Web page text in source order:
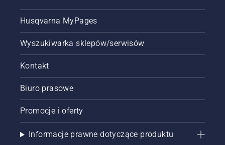
Husqvarna MyPages
Wyszukiwarka sklepów/serwisów
Kontakt
Biuro prasowe
Promocje i oferty
Informacje prawne dotyczące produktu